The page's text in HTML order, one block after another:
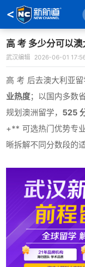
高 考 多少分可以
武汉编辑 2026-06-01
高 考 后去澳大利亚
业热度；以国内多数
规划澳洲留学， 525
+** 可选热门优势专
晰拆解不同分数段的